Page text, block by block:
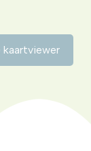
kaartviewer